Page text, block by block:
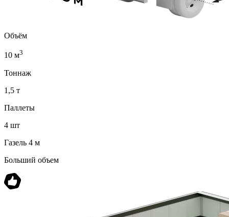
Объём
10 м3
Тоннаж
1,5 т
Паллеты
4 шт
Газель 4 м
Больший объем